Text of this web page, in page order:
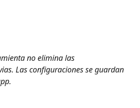
no elimina las
Las configuraciones se guardan